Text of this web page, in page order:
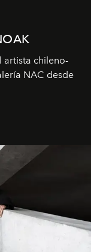
artista chileno-
NAC desde